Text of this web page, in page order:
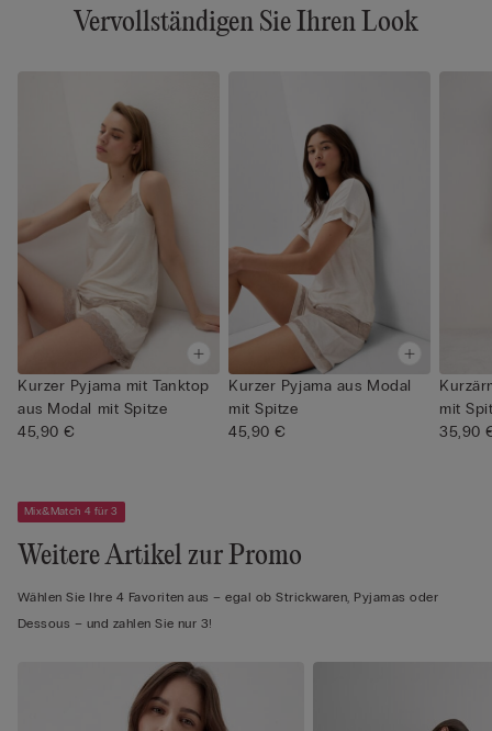
Vervollständigen Sie Ihren Look
Kurzer Pyjama mit Tanktop
aus Modal mit Spitze
45,90 €
Kurzer Pyjama aus Modal
mit Spitze
45,90 €
mit
35,90
Mix&Match 4 für 3
Weitere Artikel zur Promo
Wählen Sie Ihre 4 Favoriten aus – egal ob Strickwaren, Pyjamas oder
Dessous – und zahlen Sie nur 3!